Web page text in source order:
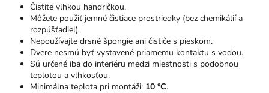
Čistite vlhkou handričkou.
Môžete použiť jemné čistiace prostriedky (bez chemikálií a
rozpúšťadiel).
Nepoužívajte drsné špongie ani čističe s pieskom.
Dvere nesmú byť vystavené priamemu kontaktu s vodou.
Sú určené iba do interiéru medzi miestnosti s podobnou
teplotou a vlhkosťou.
Minimálna teplota pri montáži: 10 °C.